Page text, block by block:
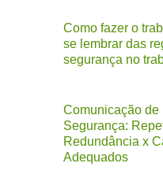
Como fazer o
se lembrar das
segurança no
Comunicação de
Segurança:
Redundância x
Adequados